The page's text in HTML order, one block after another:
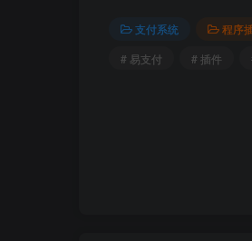
支付系统
程序
# 易支付
# 插件